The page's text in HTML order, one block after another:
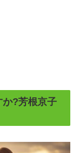
か?芳根京子